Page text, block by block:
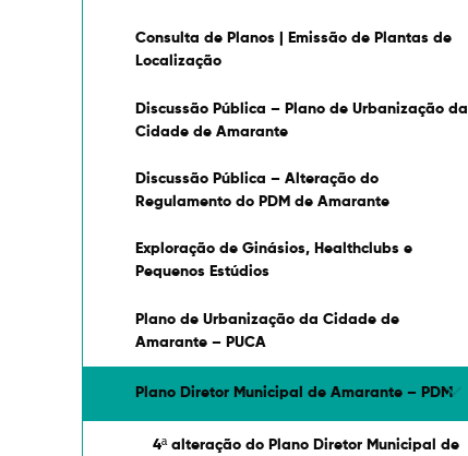
Consulta de Planos | Emissão de Plantas de
Localização
Discussão Pública – Plano de Urbanização da
Cidade de Amarante
Discussão Pública – Alteração do
Regulamento do PDM de Amarante
Exploração de Ginásios, Healthclubs e
Pequenos Estúdios
Plano de Urbanização da Cidade de
Amarante – PUCA
Plano Diretor Municipal de Amarante – PDM
4ª alteração do Plano Diretor Municipal de